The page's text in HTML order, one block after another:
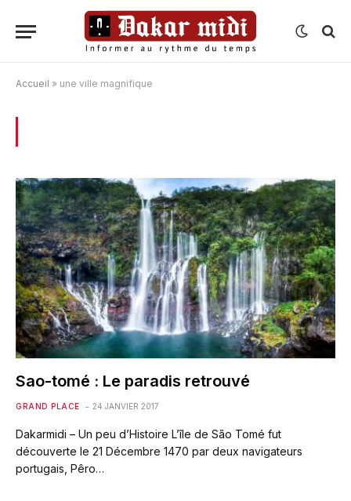
Accueil » une ville magnifique
Sao-tomé : Le paradis retrouvé
GRAND PLACE 24 JANVIER 2017
Dakarmidi – Un peu d’Histoire L’île de São Tomé fut
découverte le 21 Décembre 1470 par deux navigateurs
portugais, Pêro…